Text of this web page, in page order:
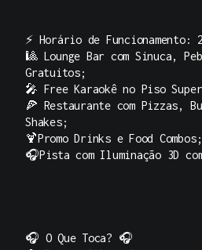
⚡ Horário de Funcionamento:
🎱 Lounge Bar com Sinuca,
Gratuitos;
🎤 Free Karaokê no Piso
🍕 Restaurante com Pizzas,
Shakes;
🍹Promo Drinks e Food Combos;
🎧Pista com Iluminação 3D
🎧 O Que Toca? 🎧